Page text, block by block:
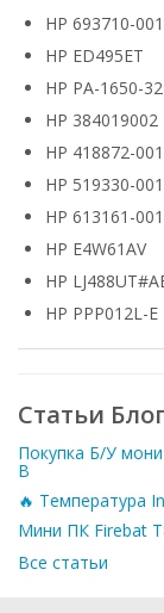
HP 693710-001
HP ED495ET
HP PA-1650-
HP 384019002
HP 418872-001
HP 519330-001
HP 613161-001
HP E4W61AV
HP
HP PPP012L-E
Статьи
Покупка Б/У
B
🔥 Температура
Мини ПК Firebat
Все статьи